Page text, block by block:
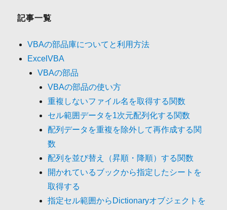
記事一覧
VBAの部品庫についてと利用方法
ExcelVBA
VBAの部品
VBAの部品の使い方
重複しないファイル名を取得する関数
セル範囲データを1次元配列化する関数
配列データを重複を除外して再作成する関
数
配列を並び替え（昇順・降順）する関数
開かれているブックから指定したシートを
取得する
指定セル範囲からDictionaryオブジェクトを